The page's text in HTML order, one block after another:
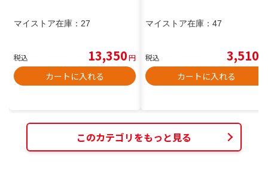
マイストア在庫： 27
税込 13,350円
カートに入れる
マイストア在庫： 47
税込 3,510
カートに入れる
このカテゴリをもっと見る